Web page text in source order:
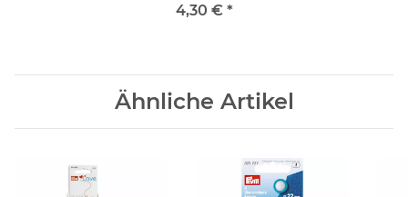
4,30 € *
Ähnliche Artikel